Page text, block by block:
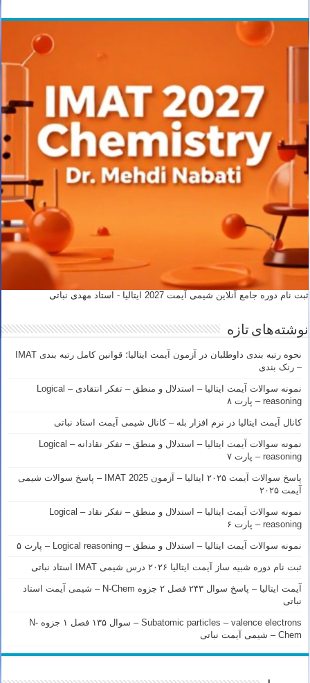
ثبت نام دوره جامع آنلاین شیمی آیمت 2027 ایتالیا - استاد مهدی نباتی
نوشته‌های تازه
نحوه رتبه بندی داوطلبان در آزمون آیمت ایتالیا؛ قوانین کامل رتبه بندی IMAT
– رنک بندی
نمونه سوالات آیمت ایتالیا – استدلال و منطق – تفکر انتقادی – Logical
reasoning – پارت ۸
کانال آیمت ایتالیا در نرم افزار بله – کانال شیمی آیمت استاد نباتی
نمونه سوالات آیمت ایتالیا – استدلال و منطق – تفکر نقادانه – Logical
reasoning – پارت ۷
پاسخ سوالات آیمت ۲۰۲۵ ایتالیا – آزمون IMAT 2025 – پاسخ سوالات شیمی
آیمت ۲۰۲۵
نمونه سوالات آیمت ایتالیا – استدلال و منطق – تفکر نقاد – Logical
reasoning – پارت ۶
نمونه سوالات آیمت ایتالیا – استدلال و منطق – Logical reasoning – پارت ۵
ثبت نام دوره شبیه ساز آیمت ایتالیا ۲۰۲۶ درس شیمی IMAT استاد نباتی
آیمت ایتالیا – پاسخ سوال ۲۴۳ فصل ۲ جزوه N-Chem – شیمی آیمت استاد
نباتی
Subatomic particles – valence electrons – سوال ۱۳۵ فصل ۱ جزوه N-
Chem – شیمی آیمت نباتی